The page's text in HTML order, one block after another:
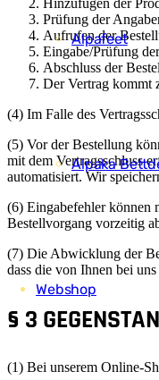
Alpafeet
Alpaka
Webshop
Hinzufügen der
Prüfung der
Aufrufen der
Eingabe/Prüfung
Abschluss der
Der Vertrag kommt
(4) Im Falle des
(5) Vor der Bestellung
mit dem Vertragsschluss
automatisiert. Wir
(6) Eingabefehler können
Bestellvorgang vorzeitig
(7) Die Abwicklung der
dass die von Ihnen bei
§ 3
(1) Bei unserem Online-